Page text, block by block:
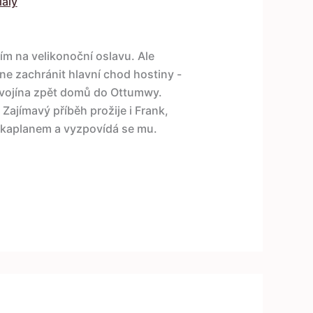
na velikonoční oslavu. Ale
zachránit hlavní chod hostiny -
zpět domů do Ottumwy.
příběh prožije i Frank,
a vyzpovídá se mu.